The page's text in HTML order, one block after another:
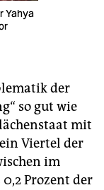
Yahya
der
so gut wie
mit
Viertel der
im
Prozent der